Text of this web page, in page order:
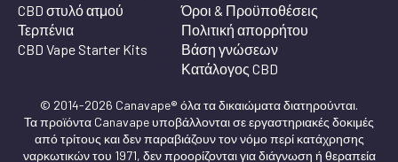
CBD στυλό ατμού
Τερπένια
CBD Vape Starter Kits
Όροι & Προϋποθέσεις
Πολιτική απορρήτου
Βάση γνώσεων
Κατάλογος CBD
© 2014-2026 Canavape® όλα τα δικαιώματα διατηρούνται.
Τα προϊόντα Canavape υποβάλλονται σε εργαστηριακές δοκιμές
από τρίτους και δεν παραβιάζουν τον νόμο περί κατάχρησης
ναρκωτικών του 1971, δεν προορίζονται για διάγνωση ή θεραπεία